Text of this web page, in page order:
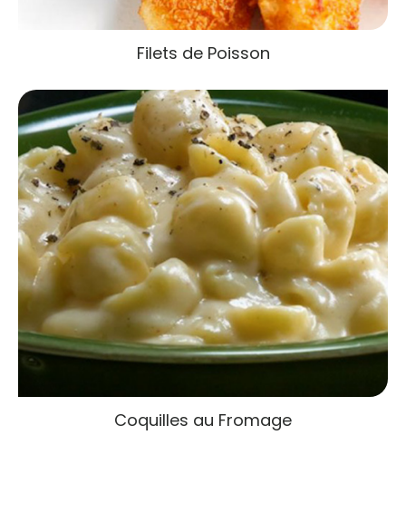
Filets de Poisson
Coquilles au Fromage
Nous utilisons des cookies pour garantir que nous vous
offrons la meilleure expérience sur notre site Web. Si vous